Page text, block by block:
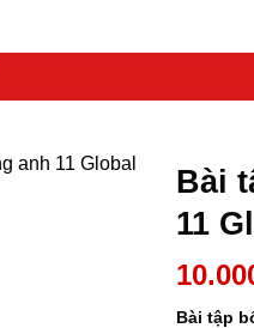
Bài
11
Bài tập